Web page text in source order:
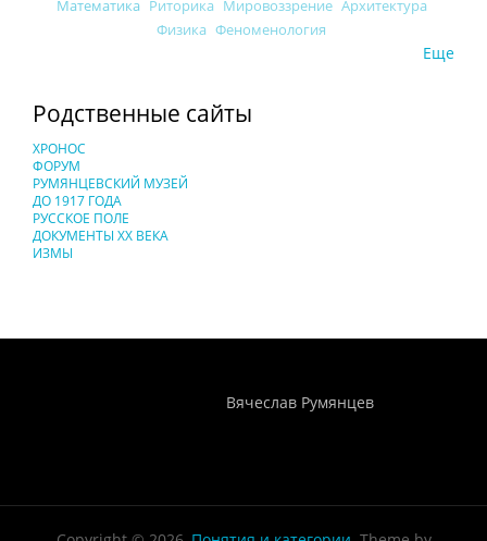
Математика Риторика Мировоззрение Архитектура
Физика Феноменология
Еще
Родственные сайты
ХРОНОС
ФОРУМ
РУМЯНЦЕВСКИЙ МУЗЕЙ
ДО 1917 ГОДА
РУССКОЕ ПОЛЕ
ДОКУМЕНТЫ XX ВЕКА
ИЗМЫ
Вячеслав Румянцев